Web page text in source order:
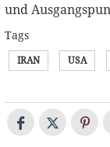
und
Tags
IRAN USA